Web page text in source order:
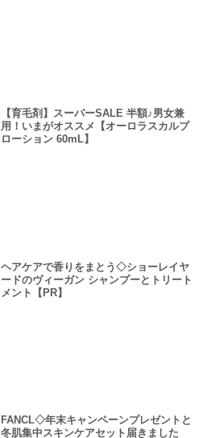
【育毛剤】スーパーSALE 半額♪男女兼
用！いまがオススメ【オーロラスカルプ
ローション 60mL】
ヘアケアで香りをまとう◇ショーレイヤ
ードのヴィーガン シャンプーとトリート
メント【PR】
FANCL◇年末キャンペーンプレゼントと
冬肌集中スキンケアセット届きました